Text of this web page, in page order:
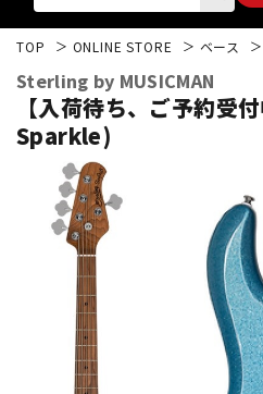
エレキギター
ベース
ドラム
TOP ONLINE STORE ベース
Sterling by MUSICMAN
【入荷待ち、ご予約受
Sparkle)